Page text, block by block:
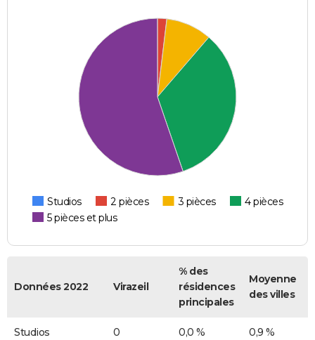
Studios 2 pièces 3 pièces
4 pièces
5 pièces et plus
Données 2022 Virazeil
% des
résidences
principales
Moyenne
des villes
Studios 0 0,0 % 0,9 %